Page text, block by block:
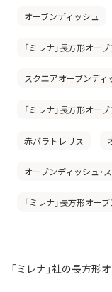
オーブンディッシュ
「ミレナ」長方形オー
スクエアオーブンディ
「ミレナ」長方形オー
赤バラトレリス
オーブンディッシュ・
「ミレナ」長方形オー
「ミレナ」社の長方形